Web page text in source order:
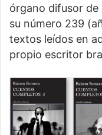
órgano difusor
su número 239
textos leídos en
propio escritor